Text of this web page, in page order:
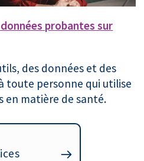
probantes sur
des données et des
toute personne qui utilise
en matière de santé.